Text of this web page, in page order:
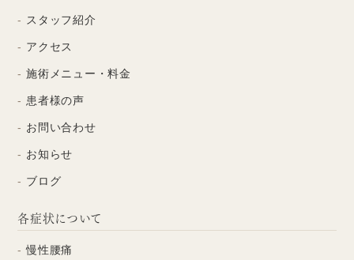
スタッフ紹介
アクセス
施術メニュー・料金
患者様の声
お問い合わせ
お知らせ
ブログ
各症状について
慢性腰痛